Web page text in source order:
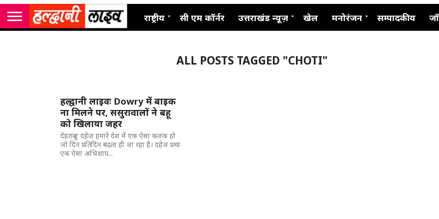
राष्ट्रीय सी एम कॉर्नर उत्तराखंड न्यूज़ खेल मनोरंजन सम्पादकीय
ALL POSTS TAGGED "CHOTI"
हल्द्वानी लाइवः Dowry में बाइक
ना मिलने पर, ससुरावालों ने बहू
को खिलाया जहर
देहरादूनः दहेज हमारे देश में एक ऐसा कलंक हो
जो दिन प्रतिदिन बढ़ता ही जा रहा है। दहेज प्रथा
एक ऐसा अभिशाप...